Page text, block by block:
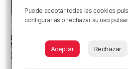
Puede aceptar todas las cookies
configurarlas o rechazar su uso
Aceptar Rechazar